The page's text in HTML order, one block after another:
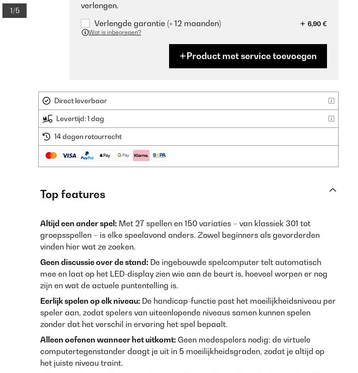
1/5
verlengen.
Verlengde garantie (+ 12 maanden)
6,90 €
Wat is inbegrepen?
Product met service toevoegen
Direct leverbaar
Levertijd: 1 dag
14 dagen retourrecht
Top features
Altijd een ander spel: Met 27 spellen en 150 variaties – van klassiek 301 tot
groepsspellen – is elke speelavond anders. Zowel beginners als gevorderden
vinden hier wat ze zoeken.
Geen discussie over de stand: De ingebouwde spelcomputer telt automatisch
mee en laat op het LED-display zien wie aan de beurt is, hoeveel worpen er nog
zijn en wat de actuele puntentelling is.
Eerlijk spelen op elk niveau: De handicap-functie past het moeilijkheidsniveau per
speler aan, zodat spelers van uiteenlopende niveaus samen kunnen spelen
zonder dat het verschil in ervaring het spel bepaalt.
Alleen oefenen wanneer het uitkomt: Geen medespelers nodig: de virtuele
computertegenstander daagt je uit in 5 moeilijkheidsgraden, zodat je altijd op
het juiste niveau traint.